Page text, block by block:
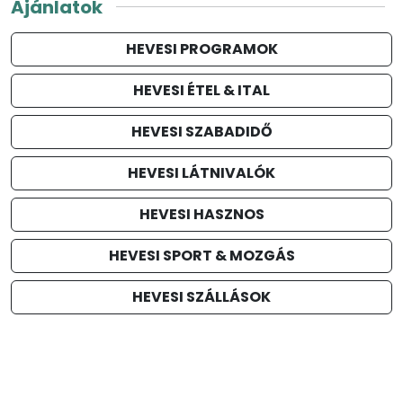
Ajánlatok
HEVESI PROGRAMOK
HEVESI ÉTEL & ITAL
HEVESI SZABADIDŐ
HEVESI LÁTNIVALÓK
HEVESI HASZNOS
HEVESI SPORT & MOZGÁS
HEVESI SZÁLLÁSOK